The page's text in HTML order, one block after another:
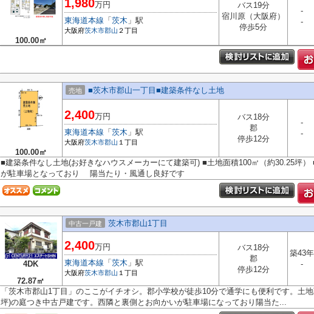
100.00㎡
1,980万円
東海道本線 「 茨木 」駅
大阪府茨木市郡山 ２丁目
バス19分
宿川原（大阪府）
停歩5分
-
-
100.00㎡
売地 ■茨木市郡山一丁目■建築条件なし土地
2,400万円
東海道本線 「 茨木 」駅
大阪府茨木市郡山 １丁目
バス18分
郡
停歩12分
-
-
■建築条件なし土地(お好きなハウスメーカーにて建築可) ■土地面積100㎡（約30.25坪
が駐車場となっており 陽当たり・風通し良好です
4DK
72.87㎡
中古一戸建 茨木市郡山1丁目
2,400万円
東海道本線 「 茨木 」駅
大阪府茨木市郡山 １丁目
バス18分
郡
停歩12分
築43年
-
「茨木市郡山1丁目」のここがイチオシ。郡小学校が徒歩10分で通学にも便利です。土
坪)の庭つき中古戸建です。西隣と裏側とお向かいが駐車場になっており陽当た...